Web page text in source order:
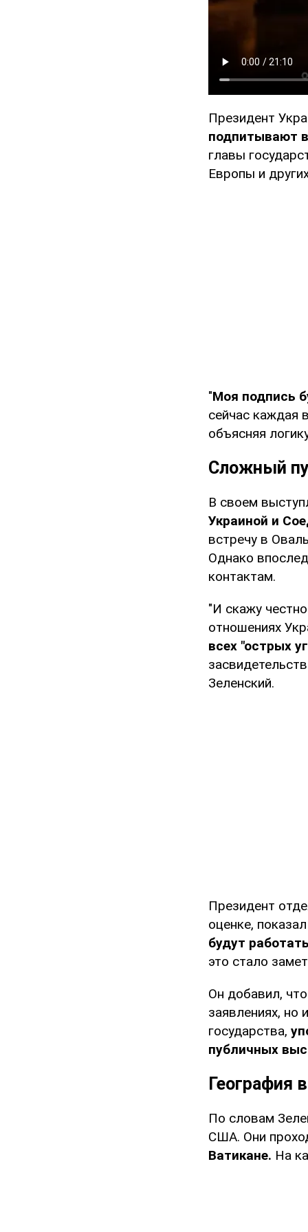
Президент
подпитывают
главы
Европы и
"Моя подпись
сейчас каждая
объясняя
Сложный
В своем
Украиной и
встречу в
Однако
контактам.
"И скажу
отношениях
всех "острых
Зеленский.
Президент
оценке,
будут
это стало
Он добавил,
заявлениях, но
государства,
публичных
География
По словам
США. Они
Ватикане. На